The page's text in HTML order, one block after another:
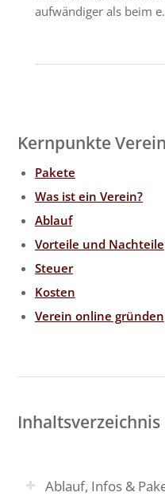
aufwändiger als beim
Kernpunkte
Pakete
Was ist ein Verein?
Ablauf
Vorteile und Nachteile
Steuer
Kosten
Verein online gründen
Inhaltsverzeichnis
Ablauf, Infos &